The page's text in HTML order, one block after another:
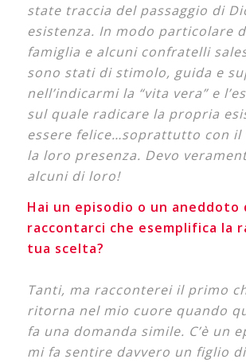
state traccia del passaggio di
esistenza. In modo particolare
famiglia e alcuni confratelli
sono stati di stimolo, guida e
nell’indicarmi la “vita vera” e
sul quale radicare la propria
essere felice…soprattutto con il
la loro presenza. Devo
alcuni di loro!
Hai un episodio o un aneddoto
raccontarci che esemplifica la
tua scelta?
Tanti, ma racconterei il primo
ritorna nel mio cuore quando
fa una domanda simile. C’è un
mi fa sentire davvero un figlio